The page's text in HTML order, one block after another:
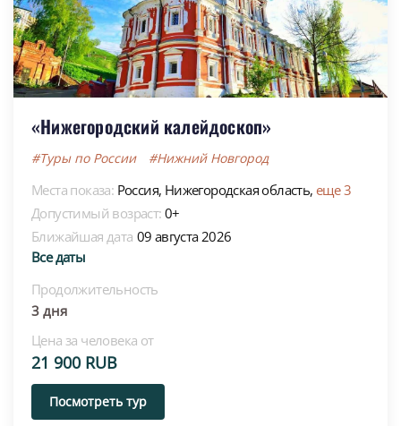
«Нижегородский калейдоскоп»
#Туры по России #Нижний Новгород
Места показа: Россия, Нижегородская область,еще 3
Допустимый возраст: 0+
Ближайшая дата 09 августа 2026
Все даты
Продолжительность
3 дня
Цена за человека от
21 900 RUB
Посмотреть тур